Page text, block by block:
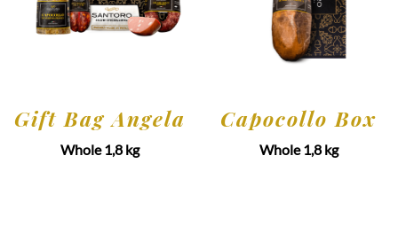
Gift Bag Angela
Whole 1,8 kg
Capocollo Box
Whole 1,8 kg